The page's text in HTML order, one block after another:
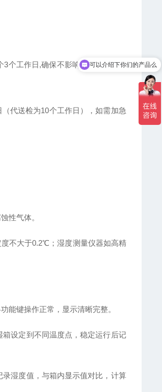
3个工作日,确保不影响客户的正常运
代送检为10个工作日），如需加急
性气体。
不大于0.2℃；湿度测量仪器如高精
能键操作正常，显示清晰完整。
设定到不同温度点，稳定运行后记
湿度值，与箱内显示值对比，计算
你们是怎么收费的呢